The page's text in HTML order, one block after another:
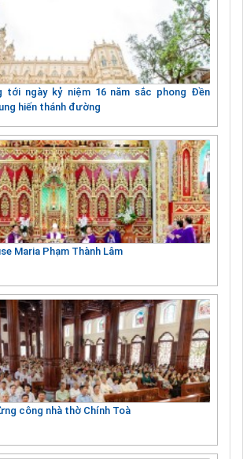
tới ngày kỷ niệm 16 năm sắc phong Đền
hiến thánh đường
Maria Phạm Thành Lâm
công nhà thờ Chính Toà